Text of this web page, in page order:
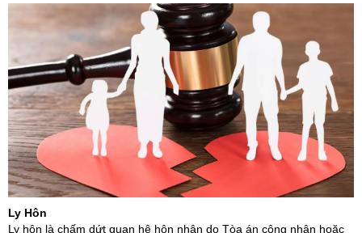
Ly Hôn
Ly hôn là chấm dứt quan hệ hôn nhân do Tòa án công nhận hoặc